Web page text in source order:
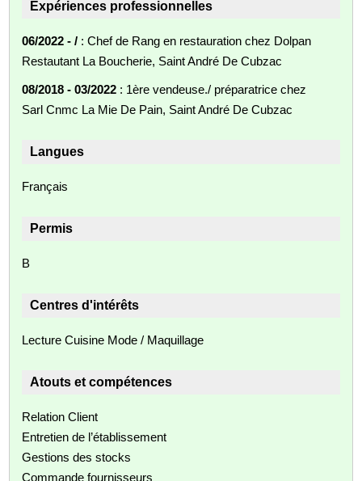
Expériences professionnelles
06/2022 - / : Chef de Rang en restauration chez Dolpan
Restautant La Boucherie, Saint André De Cubzac
08/2018 - 03/2022 : 1ère vendeuse./ préparatrice chez
Sarl Cnmc La Mie De Pain, Saint André De Cubzac
Langues
Français
Permis
B
Centres d'intérêts
Lecture Cuisine Mode / Maquillage
Atouts et compétences
Relation Client
Entretien de l’établissement
Gestions des stocks
Commande fournisseurs